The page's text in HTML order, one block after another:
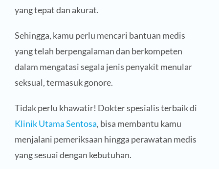
yang tepat dan akurat.
Sehingga, kamu perlu mencari bantuan medis
yang telah berpengalaman dan berkompeten
dalam mengatasi segala jenis penyakit menular
seksual, termasuk gonore.
Tidak perlu khawatir! Dokter spesialis terbaik di
Klinik Utama Sentosa, bisa membantu kamu
menjalani pemeriksaan hingga perawatan medis
yang sesuai dengan kebutuhan.